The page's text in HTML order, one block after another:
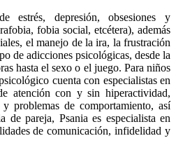
estrés, depresión, obsesiones y
fobia social, etcétera), además
el manejo de la ira, la frustración
de adicciones psicológicas, desde la
hasta el sexo o el juego. Para niños
cuenta con especialistas en
atención con y sin hiperactividad,
problemas de comportamiento, así
de pareja, Psania es especialista en
de comunicación, infidelidad y